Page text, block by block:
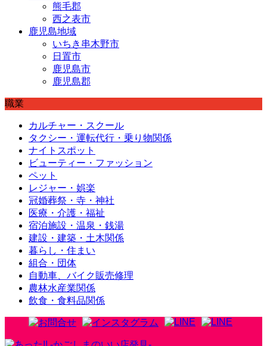
熊毛郡
西之表市
鹿児島地域
いちき串木野市
日置市
鹿児島市
鹿児島郡
職業
カルチャー・スクール
タクシー・運転代行・乗り物関係
ナイトスポット
ビューティー・ファッション
ペット
レジャー・娯楽
冠婚葬祭・寺・神社
医療・介護・福祉
宿泊施設・温泉・銭湯
建設・建築・土木関係
暮らし・住まい
組合・団体
自動車、バイク販売修理
農林水産業関係
飲食・食料品関係